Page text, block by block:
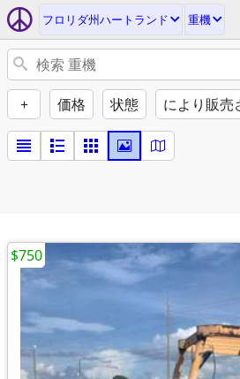
フロリダ州ハートランド 重機
+ 価格 状態 により販売
$750